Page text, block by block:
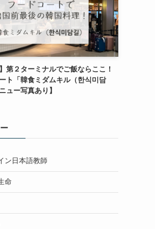
第２ターミナルでご飯ならここ！
ート「韓食ミダムキル（한식미담
ュー写真あり】
ン日本語教師
命